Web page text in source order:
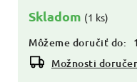
Skladom (1 ks)
Môžeme doručiť do:
Možnosti